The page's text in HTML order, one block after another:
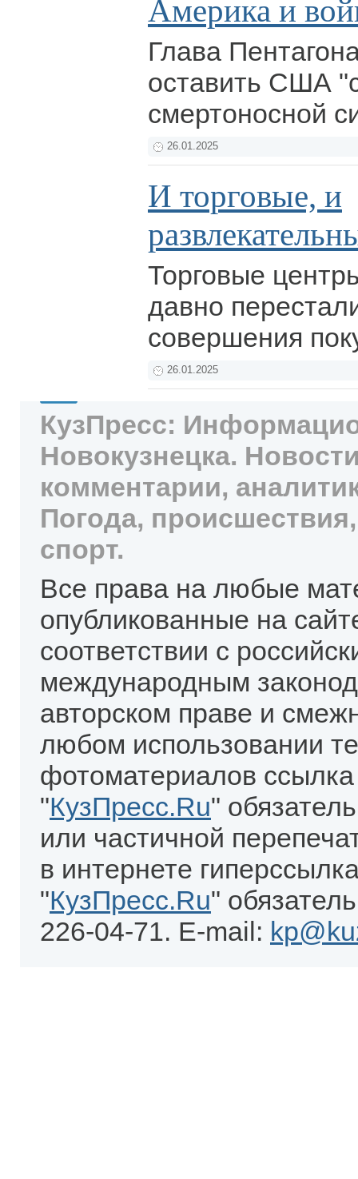
Америка и
Глава
оставить США
смертоносной
26.01.2025
И торговые, и
Торговые
давно
совершения
26.01.2025
КузПресс:
Новокузнецка.
комментарии,
Погода,
спорт.
Все права на любые
опубликованные на
соответствии с
международным
авторском праве и
любом использовании
фотоматериалов
"КузПресс.Ru"
или частичной
в интернете
"КузПресс.Ru"
226-04-71. E-mail: